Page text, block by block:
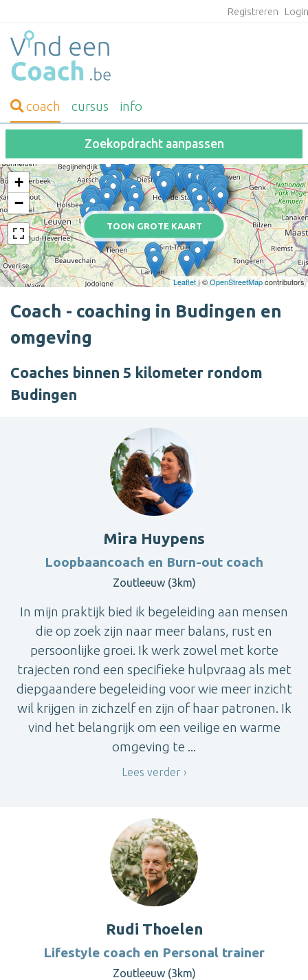
Registreren
coach cursus info
Zoekopdracht aanpassen
TOON GROTE KAART
+
−
Leaflet | ©OpenStreetMapcontributors
Coach - coaching in Budingen en
omgeving
Coaches binnen 5 kilometer rondom
Budingen
Mira Huypens
Loopbaancoach en Burn-out coach
Zoutleeuw (3km)
In mijn praktijk bied ik begeleiding aan mensen
die op zoek zijn naar meer balans, rust en
persoonlijke groei. Ik werk zowel met korte
trajecten rond een specifieke hulpvraag als met
diepgaandere begeleiding voor wie meer inzicht
wil krijgen in zichzelf en zijn of haar patronen. Ik
vind het belangrijk om een veilige en warme
omgeving te ...
Lees verder
Rudi Thoelen
Lifestyle coach en Personal trainer
Zoutleeuw (3km)